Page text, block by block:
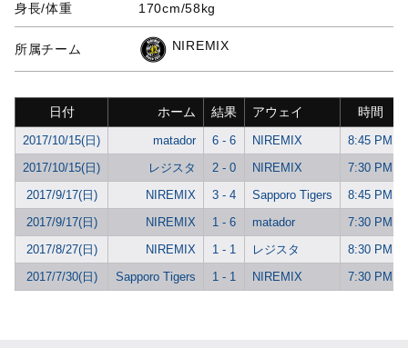
身長/体重 170cm/58kg
所属チーム NIREMIX
日付 ホーム 結果 アウェイ 時間
2017/10/15(日) matador 6 - 6 NIREMIX
8:45 PM
2017/10/15(日)
レジスタ 2 - 0 NIREMIX
7:30 PM
2017/9/17(日)
NIREMIX 3 - 4 Sapporo Tigers
8:45 PM
2017/9/17(日)
NIREMIX 1 - 6 matador
7:30 PM
2017/8/27(日)
NIREMIX 1 - 1 レジスタ
8:30 PM
2017/7/30(日)
Sapporo Tigers 1 - 1 NIREMIX 7:30 PM